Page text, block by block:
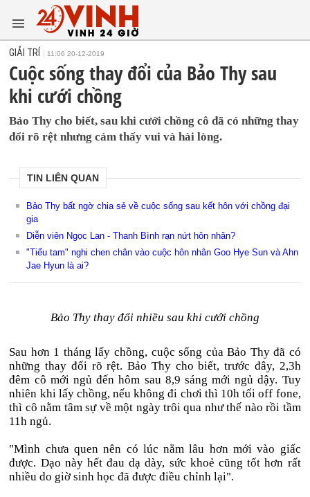
GIẢI TRÍ 11:06 20-12-2019
Cuộc sống thay đổi của Bảo Thy sau
khi cưới chồng
Bảo Thy cho biết, sau khi cưới chồng cô đã có những thay
đổi rõ rệt nhưng cảm thấy vui và hài lòng.
TIN LIÊN QUAN
Bảo Thy bất ngờ chia sẻ về cuộc sống sau kết hôn với chồng đại
gia
Diễn viên Ngọc Lan - Thanh Bình rạn nứt hôn nhân?
"Tiểu tam" nghi chen chân vào cuộc hôn nhân Goo Hye Sun và Ahn
Jae Hyun là ai?
Bảo Thy thay đổi nhiều sau khi cưới chồng
Sau hơn 1 tháng lấy chồng, cuộc sống của Bảo Thy đã có
những thay đổi rõ rệt. Bảo Thy cho biết, trước đây, 2,3h
đêm cô mới ngủ đến hôm sau 8,9 sáng mới ngủ dậy. Tuy
nhiên khi lấy chồng, nếu không đi chơi thì 10h tối off fone,
thì cô nằm tâm sự về một ngày trôi qua như thế nào rồi tầm
11h ngủ.
"Mình chưa quen nên có lúc nằm lâu hơn mới vào giấc
được. Dạo này hết đau dạ dày, sức khoẻ cũng tốt hơn rất
nhiều do giờ sinh học đã được điều chỉnh lại".